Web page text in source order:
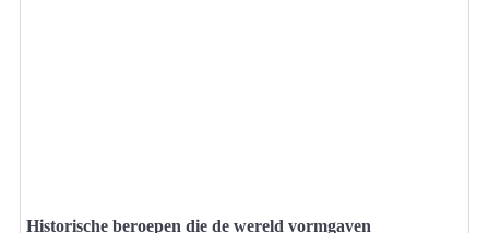
Historische beroepen die de wereld vormgaven